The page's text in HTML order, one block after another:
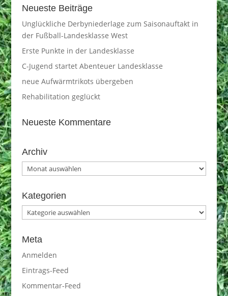
Neueste Beiträge
Unglückliche Derbyniederlage zum Saisonauftakt in
der Fußball-Landesklasse West
Erste Punkte in der Landesklasse
C-Jugend startet Abenteuer Landesklasse
neue Aufwärmtrikots übergeben
Rehabilitation geglückt
Neueste Kommentare
Archiv
Archiv
Kategorien
Kategorien
Meta
Anmelden
Eintrags-Feed
Kommentar-Feed